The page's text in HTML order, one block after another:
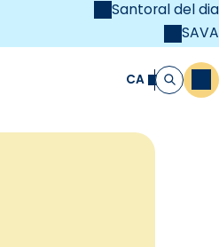
Santoral del dia
SAVA
CA Cerca